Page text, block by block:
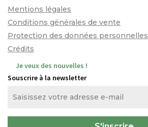
Mentions légales
Conditions générales de vente
Protection des données personnelles
Crédits
Je veux des nouvelles !
Souscrire à la newsletter